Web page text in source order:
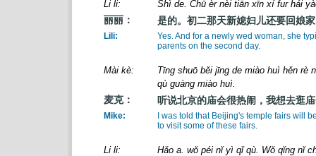
Li li:
Shì de. Chū èr nèi tiān xīn xí fur hái
丽丽：
是的。初二那天新媳妇儿还要回娘
Lili:
Yes. And for a newly wed woman, she
parents on the second day.
Mài kè:
Tīng shuō běi jīng de miào huì hěn rè
qù guàng miào huì.
麦克：
听说北京的庙会很热闹，我想去逛
Mike:
I was told that Beijing's temple fairs will
to visit some of these fairs.
Li li:
Hǎo a. wǒ péi nǐ yì qǐ qù. Wǒ qǐng nǐ